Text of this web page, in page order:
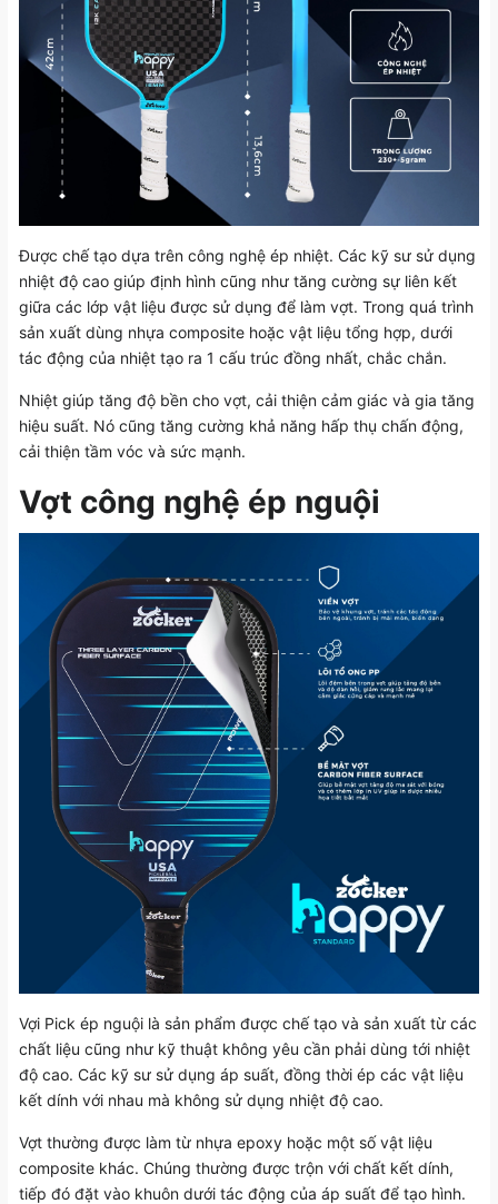
Được chế tạo dựa trên công nghệ ép nhiệt. Các kỹ sư sử dụng
nhiệt độ cao giúp định hình cũng như tăng cường sự liên kết
giữa các lớp vật liệu được sử dụng để làm vợt. Trong quá trình
sản xuất dùng nhựa composite hoặc vật liệu tổng hợp, dưới
tác động của nhiệt tạo ra 1 cấu trúc đồng nhất, chắc chắn.
Nhiệt giúp tăng độ bền cho vợt, cải thiện cảm giác và gia tăng
hiệu suất. Nó cũng tăng cường khả năng hấp thụ chấn động,
cải thiện tầm vóc và sức mạnh.
Vợt công nghệ ép nguội
Vợi Pick ép nguội là sản phẩm được chế tạo và sản xuất từ các
chất liệu cũng như kỹ thuật không yêu cần phải dùng tới nhiệt
độ cao. Các kỹ sư sử dụng áp suất, đồng thời ép các vật liệu
kết dính với nhau mà không sử dụng nhiệt độ cao.
Vợt thường được làm từ nhựa epoxy hoặc một số vật liệu
composite khác. Chúng thường được trộn với chất kết dính,
tiếp đó đặt vào khuôn dưới tác động của áp suất để tạo hình.